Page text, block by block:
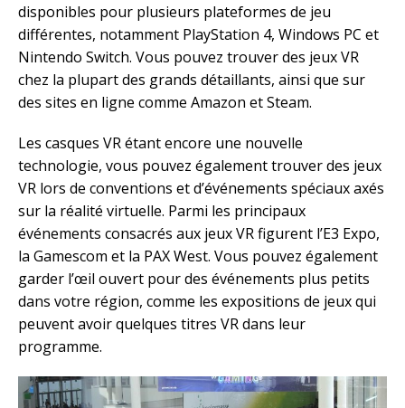
disponibles pour plusieurs plateformes de jeu
différentes, notamment PlayStation 4, Windows PC et
Nintendo Switch. Vous pouvez trouver des jeux VR
chez la plupart des grands détaillants, ainsi que sur
des sites en ligne comme Amazon et Steam.
Les casques VR étant encore une nouvelle
technologie, vous pouvez également trouver des jeux
VR lors de conventions et d’événements spéciaux axés
sur la réalité virtuelle. Parmi les principaux
événements consacrés aux jeux VR figurent l’E3 Expo,
la Gamescom et la PAX West. Vous pouvez également
garder l’œil ouvert pour des événements plus petits
dans votre région, comme les expositions de jeux qui
peuvent avoir quelques titres VR dans leur
programme.